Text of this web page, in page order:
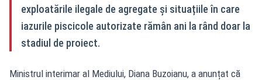
exploatările ilegale de agregate și situațiile în care
iazurile piscicole autorizate rămân ani la rând doar la
stadiul de proiect.
Ministrul interimar al Mediului, Diana Buzoianu, a anunțat că